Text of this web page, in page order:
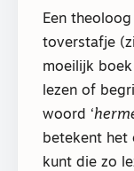
Een
toverstafje
moeilijk boek
lezen of
woord ‘
betekent het
kunt die zo